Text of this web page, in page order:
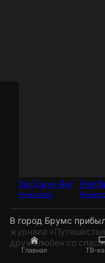
Главная ТВ-
Ем Джун Янг
Режиссёр
Рой
В город Брумс
журнала
дружелюбен со